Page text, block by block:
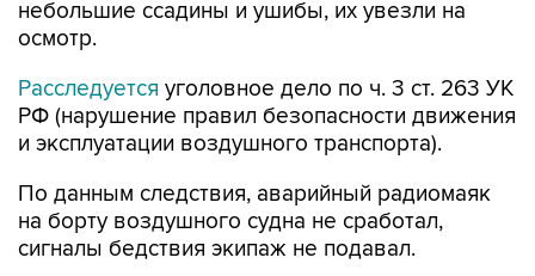
небольшие ссадины и ушибы, их увезли на
осмотр.
Расследуется уголовное дело по ч. 3 ст. 263 УК
РФ (нарушение правил безопасности движения
и эксплуатации воздушного транспорта).
По данным следствия, аварийный радиомаяк
на борту воздушного судна не сработал,
сигналы бедствия экипаж не подавал.